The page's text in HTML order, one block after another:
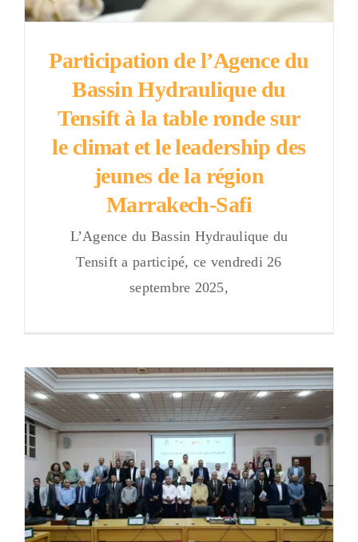
Participation de l’Agence du
Bassin Hydraulique du
Tensift à la table ronde sur
le climat et le leadership des
jeunes de la région
Marrakech-Safi
L’Agence du Bassin Hydraulique du
Tensift a participé, ce vendredi 26
septembre 2025,